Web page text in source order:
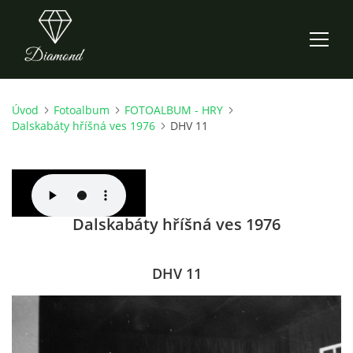
ÚVOD
O NÁS
CO NOVÉHO ZKOUŠÍME
Úvod Fotoalbum
FOTOALBUM - HRY
Dalskabáty hříšná ves 1976
DHV 11
Dalskabáty hříšná ves 1976
DHV 11